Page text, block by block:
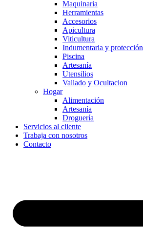
Maquinaria
Herramientas
Accesorios
Apicultura
Viticultura
Indumentaria y protección
Piscina
Artesanía
Utensilios
Vallado y Ocultacion
Hogar
Alimentación
Artesanía
Droguería
Servicios al cliente
Trabaja con nosotros
Contacto